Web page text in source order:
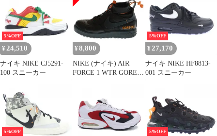
5%OFF
¥ 24,510
ナイキ NIKE CJ5291-
100 スニーカー
¥ 8,800
NIKE (ナイキ) AIR
FORCE 1 WTR GORE-
アフォース1 ゴアテッ
クス ミドルカットスニ
ーカー ブラック
US10/28cm
5%OFF
¥ 27,170
ナイキ NIKE HF8813-
001 スニーカー
5%OFF 5%OFF